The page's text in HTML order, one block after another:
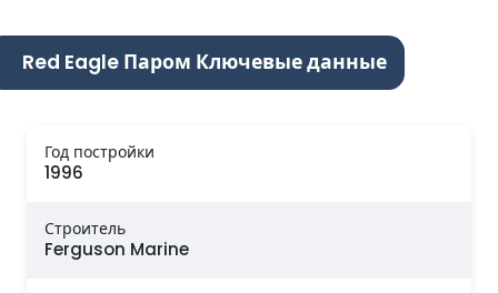
Red Eagle Паром Ключевые данные
Год постройки
1996
Строитель
Ferguson Marine